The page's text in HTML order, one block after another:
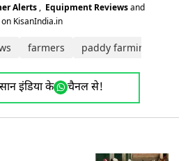
Alerts , Equipment Reviewsand
KisanIndia.in
farmers paddy farming
इंडिया के चैनल से!